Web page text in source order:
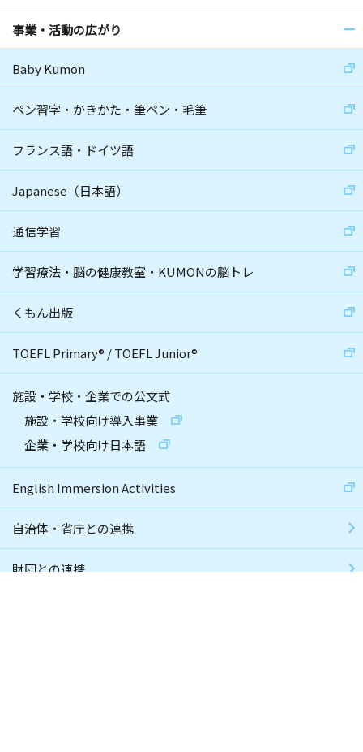
事業・活動の広がり
Baby Kumon
ペン習字・かきかた・筆ペン・毛筆
フランス語・ドイツ語
Japanese（日本語）
通信学習
学習療法・脳の健康教室・KUMONの脳トレ
くもん出版
TOEFL Primary® /TOEFL Junior®
施設・学校・企業での公文式
施設・学校向け導入事業
企業・学校向け日本語
English Immersion Activities
自治体・省庁との連携
財団との連携